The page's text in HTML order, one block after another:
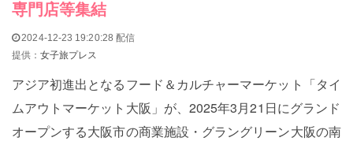
専門店等集結
2024-12-23 19:20:28 配信
提供：女子旅プレス
アジア初進出となるフード＆カルチャーマーケット「タイ
ムアウトマーケット大阪」が、2025年3月21日にグランド
オープンする大阪市の商業施設・グラングリーン大阪の南